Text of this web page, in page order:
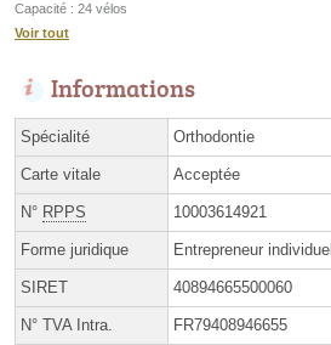
Capacité : 24 vélos
Voir tout
Informations
Spécialité Orthodontie
Carte vitale Acceptée
N° RPPS 10003614921
Forme juridique Entrepreneur individuel
SIRET 40894665500060
N° TVA Intra. FR79408946655